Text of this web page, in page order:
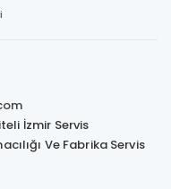
İzmir Servis
Ve Fabrika Servis